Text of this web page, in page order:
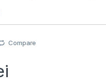
Compare